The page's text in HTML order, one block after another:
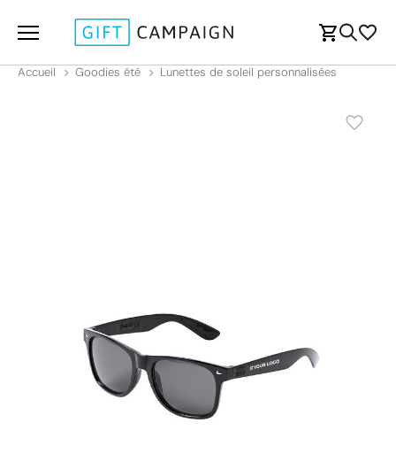
Accueil Goodies été Lunettes de soleil personnalisées